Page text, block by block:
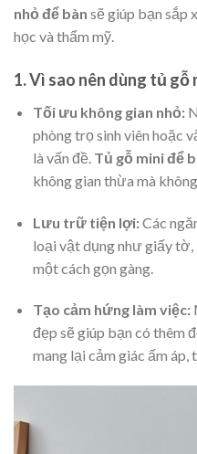
nhỏ để bàn sẽ giúp bạn sắp
học và thẩm mỹ.
1. Vì sao nên dùng tủ gỗ
Tối ưu không gian nhỏ:
phòng trọ sinh viên hoặc
là vấn đề. Tủ gỗ mini để
không gian thừa mà
Lưu trữ tiện lợi:Các
loại vật dụng như giấy tờ,
một cách gọn gàng.
Tạo cảm hứng làm việc:
đẹp sẽ giúp bạn có thêm
mang lại cảm giác ấm áp,